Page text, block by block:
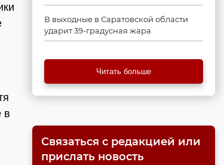
в
В выходные в Саратовской области
ударит 39-градусная жара
Читать больше
Связаться с редакцией или
прислать новость